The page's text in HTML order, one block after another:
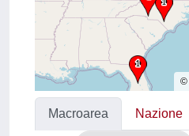
©
Macroarea Nazione